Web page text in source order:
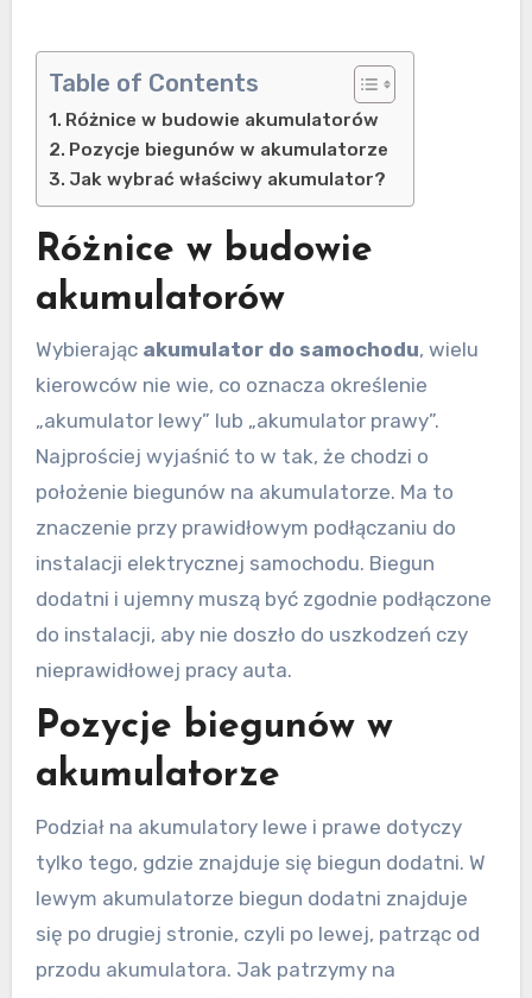
Table of Contents
Różnice w budowie akumulatorów
Pozycje biegunów w akumulatorze
Jak wybrać właściwy akumulator?
Różnice w budowie
akumulatorów
Wybierając akumulator do samochodu, wielu
kierowców nie wie, co oznacza określenie
„akumulator lewy” lub „akumulator prawy”.
Najprościej wyjaśnić to w tak, że chodzi o
położenie biegunów na akumulatorze. Ma to
znaczenie przy prawidłowym podłączaniu do
instalacji elektrycznej samochodu. Biegun
dodatni i ujemny muszą być zgodnie podłączone
do instalacji, aby nie doszło do uszkodzeń czy
nieprawidłowej pracy auta.
Pozycje biegunów w
akumulatorze
Podział na akumulatory lewe i prawe dotyczy
tylko tego, gdzie znajduje się biegun dodatni. W
lewym akumulatorze biegun dodatni znajduje
się po drugiej stronie, czyli po lewej, patrząc od
przodu akumulatora. Jak patrzymy na